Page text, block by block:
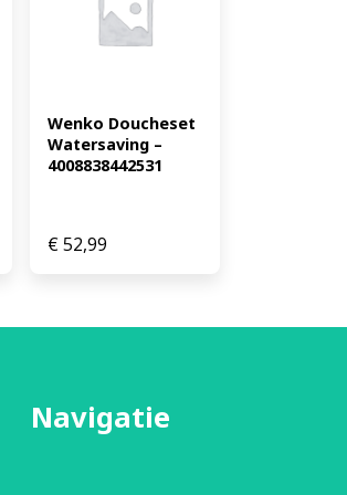
Wenko Doucheset
Watersaving –
4008838442531
€52,99
Navigatie